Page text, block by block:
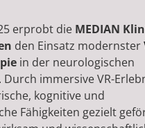
erprobt die MEDIAN
den Einsatz modernster
in der neurologischen
immersive VR-
kognitive und
Fähigkeiten gezielt